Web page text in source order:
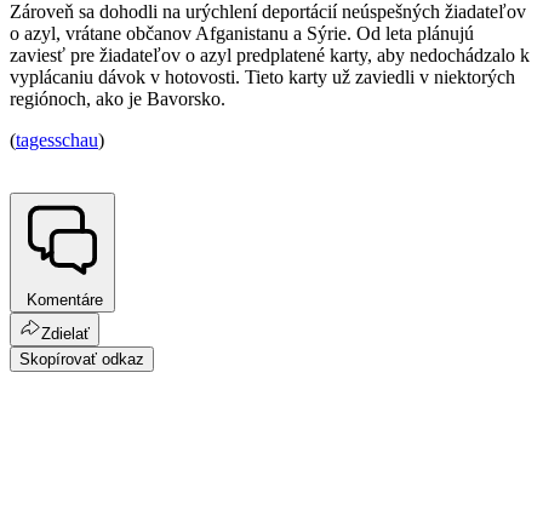
Zároveň sa dohodli na urýchlení deportácií neúspešných žiadateľov
o azyl, vrátane občanov Afganistanu a Sýrie. Od leta plánujú
zaviesť pre žiadateľov o azyl predplatené karty, aby nedochádzalo k
vyplácaniu dávok v hotovosti. Tieto karty už zaviedli v niektorých
regiónoch, ako je Bavorsko.
(tagesschau)
Komentáre
Zdielať
Skopírovať odkaz